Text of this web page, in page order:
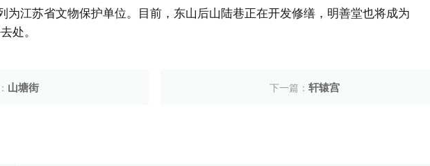
为江苏省文物保护单位。目前，东山后山陆巷正在开发修缮，明善堂也将成为
处。
山塘街 下一篇：轩辕宫